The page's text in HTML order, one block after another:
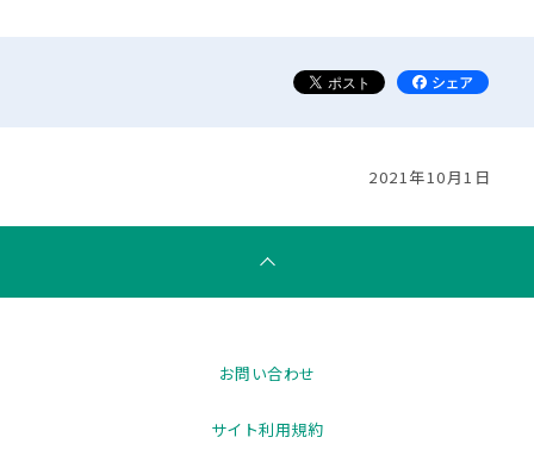
2021年10月1日
お問い合わせ
サイト利用規約